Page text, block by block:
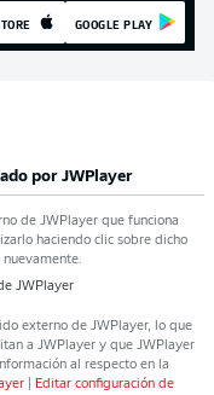
GOOGLE PLAY
por JWPlayer
de JWPlayerque funciona
haciendo clic sobre dicho
JWPlayer
externo de JWPlayer, lo que
a JWPlayery que JWPlayer
al respecto en la
Editar configuración de